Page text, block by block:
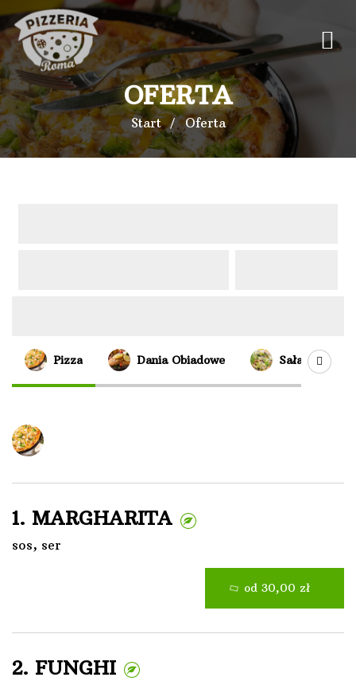
OFERTA
Start Oferta
Oferta
Pizza Dania Obiadowe Sałatki
1. MARGHARITA
sos, ser
2. FUNGHI